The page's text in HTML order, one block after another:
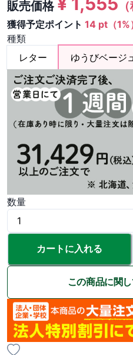
販売価格
獲得予定ポイント 14 pt（1%
種類
レター
ゆうびベージュ
数量
カートに入れる
この商品に関